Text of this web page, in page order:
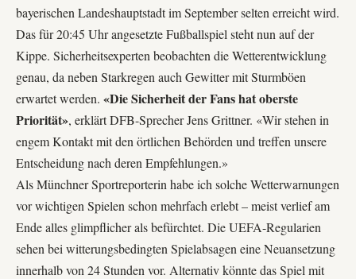
bayerischen Landeshauptstadt im September selten erreicht wird.
Das für 20:45 Uhr angesetzte Fußballspiel steht nun auf der
Kippe. Sicherheitsexperten beobachten die Wetterentwicklung
genau, da neben Starkregen auch Gewitter mit Sturmböen
erwartet werden. «Die Sicherheit der Fans hat oberste
Priorität», erklärtDFB-Sprecher Jens Grittner. «Wir stehen in
engem Kontakt mit den örtlichen Behörden und treffen unsere
Entscheidung nach deren Empfehlungen.»
Als Münchner Sportreporterin habe ich solche Wetterwarnungen
vor wichtigen Spielen schon mehrfach erlebt – meist verlief am
Ende alles glimpflicher als befürchtet. DieUEFA-Regularien
sehen bei witterungsbedingten Spielabsagen eine Neuansetzung
innerhalb von 24 Stunden vor. Alternativ könnte das Spiel mit